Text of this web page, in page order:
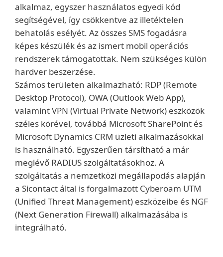
alkalmaz, egyszer használatos egyedi kód
segítségével, így csökkentve az illetéktelen
behatolás esélyét. Az összes SMS fogadásra
képes készülék és az ismert mobil operációs
rendszerek támogatottak. Nem szükséges külön
hardver beszerzése.
Számos területen alkalmazható: RDP (Remote
Desktop Protocol), OWA (Outlook Web App),
valamint VPN (Virtual Private Network) eszközök
széles körével, továbbá Microsoft SharePoint és
Microsoft Dynamics CRM üzleti alkalmazásokkal
is használható. Egyszerűen társítható a már
meglévő RADIUS szolgáltatásokhoz. A
szolgáltatás a nemzetközi megállapodás alapján
a Sicontact által is forgalmazott Cyberoam UTM
(Unified Threat Management) eszközeibe és NGF
(Next Generation Firewall) alkalmazásába is
integrálható.